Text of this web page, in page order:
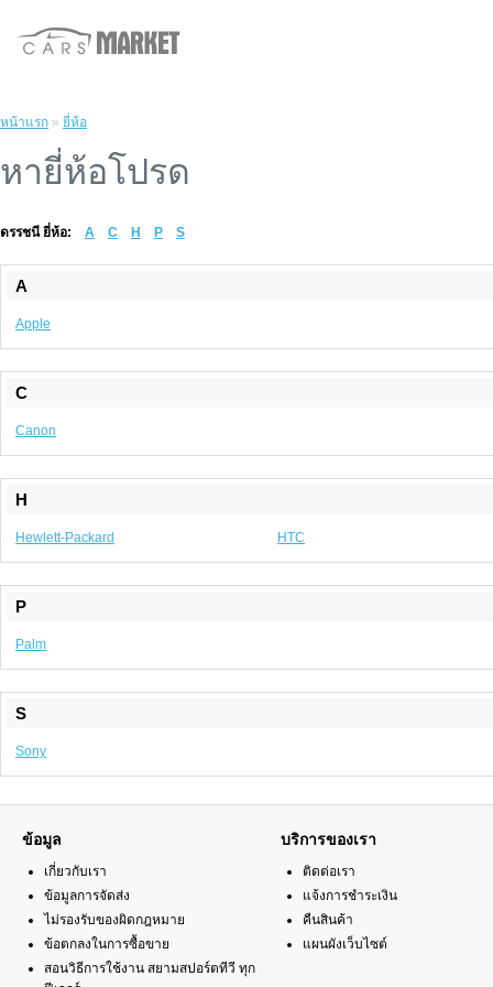
หน้าแรก » ยี่ห้อ
หายี่ห้อโปรด
ดรรชนี ยี่ห้อ: A C H P S
A
Apple
C
Canon
H
Hewlett-Packard HTC
P
Palm
S
Sony
ข้อมูล
เกี่ยวกับเรา
ข้อมูลการจัดส่ง
ไม่รองรับของผิดกฎหมาย
ข้อตกลงในการซื้อขาย
สอนวิธีการใช้งาน สยามสปอร์ตทีวี ทุก
บริการของเรา
ติดต่อเรา
แจ้งการชำระเงิน
คืนสินค้า
แผนผังเว็บไซต์